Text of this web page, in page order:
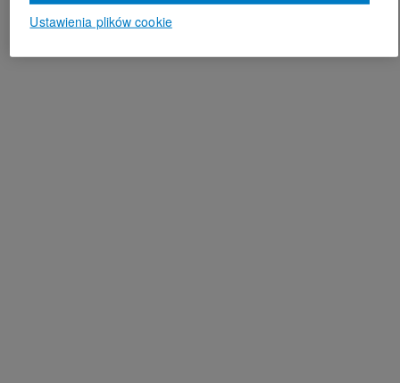
Ustawienia plików cookie